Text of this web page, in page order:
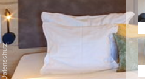
Datenschutz